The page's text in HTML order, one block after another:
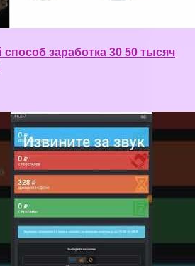
заработка 30 50 тысяч